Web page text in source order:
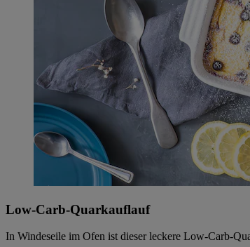
Low-Carb-Quarkauflauf
In Windeseile im Ofen ist dieser leckere Low-Carb-